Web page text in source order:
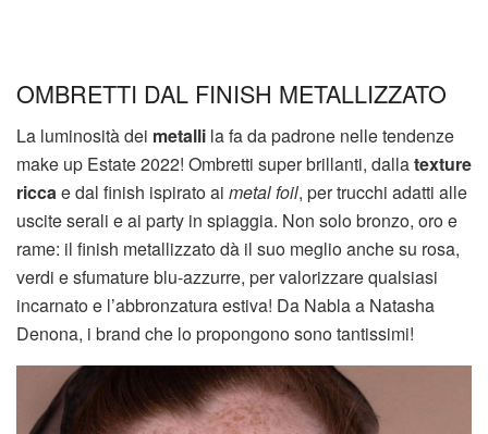
OMBRETTI DAL FINISH METALLIZZATO
La luminosità dei metalli la fa da padrone nelle tendenze
make up Estate 2022! Ombretti super brillanti, dallatexture
riccae dal finish ispirato ai metal foil, per trucchi adatti alle
uscite serali e ai party in spiaggia. Non solo bronzo, oro e
rame: il finish metallizzato dà il suo meglio anche su rosa,
verdi e sfumature blu-azzurre, per valorizzare qualsiasi
incarnato e l’abbronzatura estiva! Da Nabla a Natasha
Denona, i brand che lo propongono sono tantissimi!